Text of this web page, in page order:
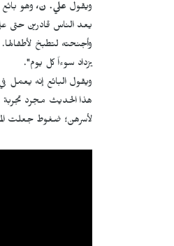
ويقول علي. ن،وهو
يعد الناس قادرين حتى
وأجنحته لتطبخ
يزداد سوءاً كل يوم".
ويقول البائع إنه يعمل
هذا الحديث مجرد تجربة
لأسرهن؛ ضغوط جعلت